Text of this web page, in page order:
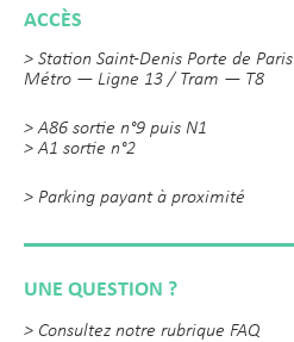
ACCÈS
> Station Saint-Denis Porte de Paris
Métro — Ligne 13 / Tram — T8
> A86 sortie n°9 puis N1
> A1 sortie n°2
> Parking payant à proximité
UNE QUESTION ?
> Consultez notre rubrique FAQ